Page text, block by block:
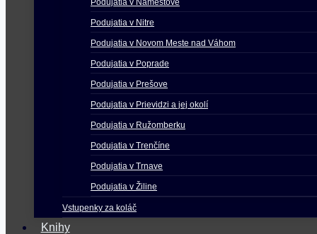
Podujatia v Námestove
Podujatia v Nitre
Podujatia v Novom Meste nad Váhom
Podujatia v Poprade
Podujatia v Prešove
Podujatia v Prievidzi a jej okolí
Podujatia v Ružomberku
Podujatia v Trenčíne
Podujatia v Trnave
Podujatia v Žiline
Vstupenky za koláč
Knihy